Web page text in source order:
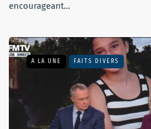
encourageant…
A LA UNE FAITS DIVERS